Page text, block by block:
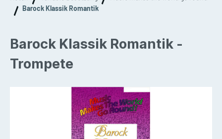
Barock Klassik Romantik
Barock Klassik Romantik -
Trompete